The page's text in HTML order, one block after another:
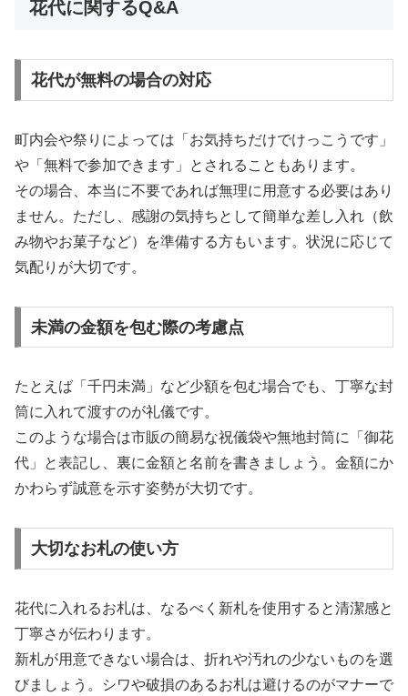
花代に関するQ&A
花代が無料の場合の対応
町内会や祭りによっては「お気持ちだけでけっこうです」
や「無料で参加できます」とされることもあります。
その場合、本当に不要であれば無理に用意する必要はあり
ません。ただし、感謝の気持ちとして簡単な差し入れ（飲
み物やお菓子など）を準備する方もいます。状況に応じて
気配りが大切です。
未満の金額を包む際の考慮点
たとえば「千円未満」など少額を包む場合でも、丁寧な封
筒に入れて渡すのが礼儀です。
このような場合は市販の簡易な祝儀袋や無地封筒に「御花
代」と表記し、裏に金額と名前を書きましょう。金額にか
かわらず誠意を示す姿勢が大切です。
大切なお札の使い方
花代に入れるお札は、なるべく新札を使用すると清潔感と
丁寧さが伝わります。
新札が用意できない場合は、折れや汚れの少ないものを選
びましょう。シワや破損のあるお札は避けるのがマナーで